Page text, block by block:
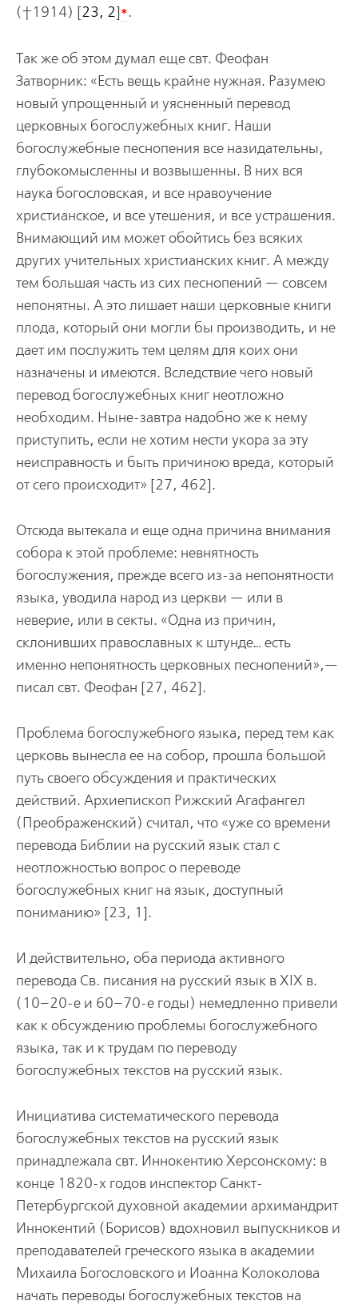
(†1914) [23, 2]*.
Так же об этом думал еще свт. Феофан
Затворник: «Есть вещь крайне нужная. Разумею
новый упрощенный и уясненный перевод
церковных богослужебных книг. Наши
богослужебные песнопения все назидательны,
глубокомысленны и возвышенны. В них вся
наука богословская, и все нравоучение
христианское, и все утешения, и все устрашения.
Внимающий им может обойтись без всяких
других учительных христианских книг. А между
тем большая часть из сих песнопений — совсем
непонятны. А это лишает наши церковные книги
плода, который они могли бы производить, и не
дает им послужить тем целям для коих они
назначены и имеются. Вследствие чего новый
перевод богослужебных книг неотложно
необходим. Ныне-завтра надобно же к нему
приступить, если не хотим нести укора за эту
неисправность и быть причиною вреда, который
от сего происходит» [27, 462].
Отсюда вытекала и еще одна причина внимания
собора к этой проблеме: невнятность
богослужения, прежде всего из-за непонятности
языка, уводила народ из церкви — или в
неверие, или в секты. «Одна из причин,
склонивших православных к штунде… есть
именно непонятность церковных песнопений»,—
писал свт. Феофан [27, 462].
Проблема богослужебного языка, перед тем как
церковь вынесла ее на собор, прошла большой
путь своего обсуждения и практических
действий. Архиепископ Рижский Агафангел
(Преображенский) считал, что «уже со времени
перевода Библии на русский язык стал с
неотложностью вопрос о переводе
богослужебных книг на язык, доступный
пониманию» [23, 1].
И действительно, оба периода активного
перевода Св. писания на русский язык в XIX в.
(10–20-е и 60–70-е годы) немедленно привели
как к обсуждению проблемы богослужебного
языка, так и к трудам по переводу
богослужебных текстов на русский язык.
Инициатива систематического перевода
богослужебных текстов на русский язык
принадлежала свт. Иннокентию Херсонскому: в
конце 1820-х годов инспектор Санкт-
Петербургской духовной академии архимандрит
Иннокентий (Борисов) вдохновил выпускников и
преподавателей греческого языка в академии
Михаила Богословского и Иоанна Колоколова
начать переводы богослужебных текстов на